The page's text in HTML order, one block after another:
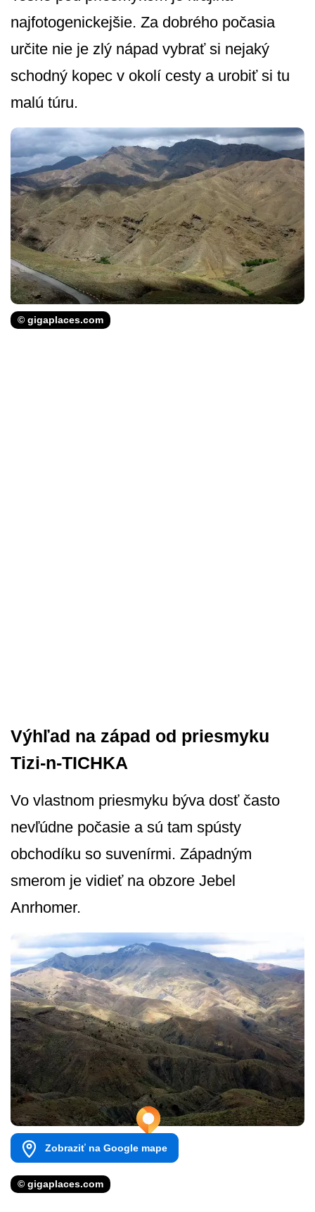
najfotogenickejšie. Za dobrého počasia
určite nie je zlý nápad vybrať si nejaký
schodný kopec v okolí cesty a urobiť si tu
malú túru.
© gigaplaces.com
Výhľad na západ od priesmyku
Tizi-n-TICHKA
Vo vlastnom priesmyku býva dosť často
nevľúdne počasie a sú tam spústy
obchodíku so suvenírmi. Západným
smerom je vidieť na obzore Jebel
Anrhomer.
Zobraziť na Google mape
© gigaplaces.com